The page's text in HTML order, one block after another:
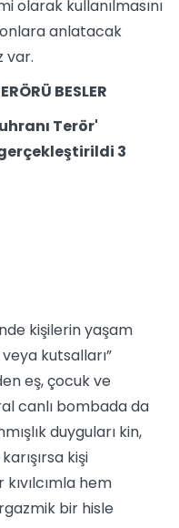
olarak kullanılmasını
anlatacak
var.
BESLER
kişilerin yaşam
kutsalları”
eş, çocuk ve
canlı bombada da
duyguları kin,
kişi
hem
bir hisle